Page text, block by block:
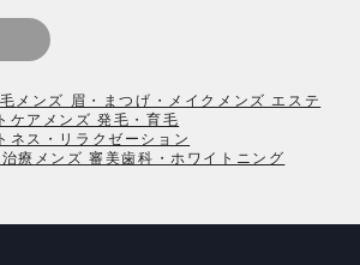
メンズ 眉・まつげ・メイク メンズ エステ
ケア メンズ 発毛・育毛
ネス・リラクゼーション
療 メンズ 審美歯科・ホワイトニング